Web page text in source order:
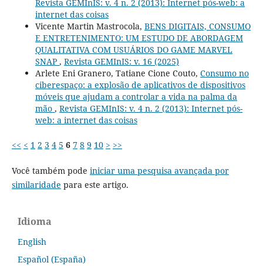
Revista GEMInIS: v. 4 n. 2 (2013): Internet pós-web: a
internet das coisas
Vicente Martin Mastrocola, BENS DIGITAIS, CONSUMO
E ENTRETENIMENTO: UM ESTUDO DE ABORDAGEM
QUALITATIVA COM USUÁRIOS DO GAME MARVEL
SNAP , Revista GEMInIS: v. 16 (2025)
Arlete Eni Granero, Tatiane Cione Couto, Consumo no
ciberespaço: a explosão de aplicativos de dispositivos
móveis que ajudam a controlar a vida na palma da
mão , Revista GEMInIS: v. 4 n. 2 (2013): Internet pós-
web: a internet das coisas
<< < 1 2 3 4 5 6 7 8 9 10 > >>
Você também pode iniciar uma pesquisa avançada por
similaridade para este artigo.
Idioma
English
Español (España)